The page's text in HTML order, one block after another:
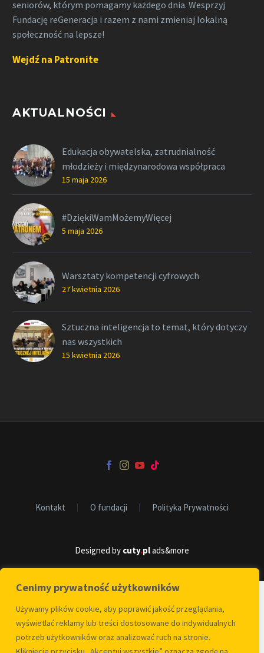
Cenimy prywatność użytkowników
Używamy plików cookie, aby poprawić jakość przeglądania,
wyświetlać reklamy lub treści dostosowane do indywidualnych
potrzeb użytkowników oraz analizować ruch na stronie.
seniorów, którym pomagamy każdego dnia. Wesprzyj
Fundację reGeneracja i razem z nami zmieniaj lokalną
społeczność na lepsze!
Wejdź na Patronite
AKTUALNOŚCI
Edukacja obywatelska, zatrudnialność
młodzieży i międzynarodowa współpraca
15 maja 2026
#DziękiWamMożemyWięcej
5 maja 2026
Warsztaty kompetencji cyfrowych
27 kwietnia 2026
Sztuczna inteligencja to temat, który dotyczy
nas wszystkich
15 kwietnia 2026
Kontakt O fundacji Polityka Prywatności
Designed by cuty.plads&more